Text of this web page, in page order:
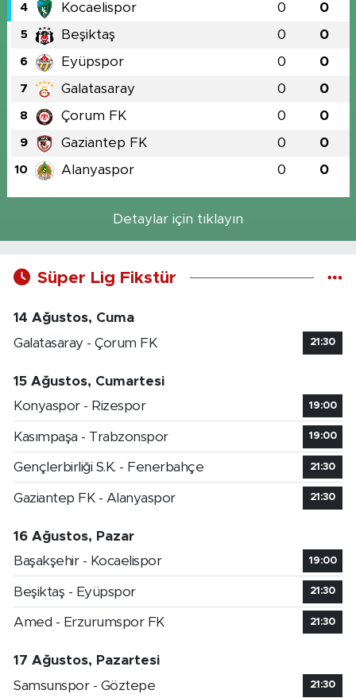
4 Kocaelispor 0 0
5 Beşiktaş 0 0
6 Eyüpspor 0 0
7 Galatasaray 0 0
8 Çorum FK 0 0
9 Gaziantep FK 0 0
10 Alanyaspor 0 0
Detaylar için tıklayın
Süper Lig Fikstür
14 Ağustos, Cuma
Galatasaray - Çorum FK
21:30
15 Ağustos, Cumartesi
Konyaspor - Rizespor
19:00
Kasımpaşa - Trabzonspor 19:00
Gençlerbirliği S.K. - Fenerbahçe 21:30
Gaziantep FK - Alanyaspor 21:30
16 Ağustos, Pazar
Başakşehir - Kocaelispor
19:00
Beşiktaş - Eyüpspor 21:30
Amed - Erzurumspor FK 21:30
17 Ağustos, Pazartesi
Samsunspor - Göztepe
21:30